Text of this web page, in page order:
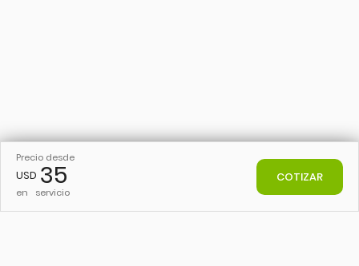
Precio desde
USD 35
en servicio
COTIZAR